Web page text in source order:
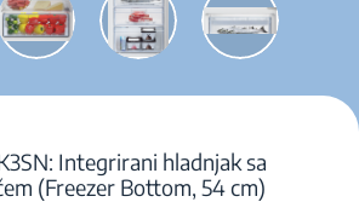
Integrirani hladnjak sa
(Freezer Bottom, 54 cm)